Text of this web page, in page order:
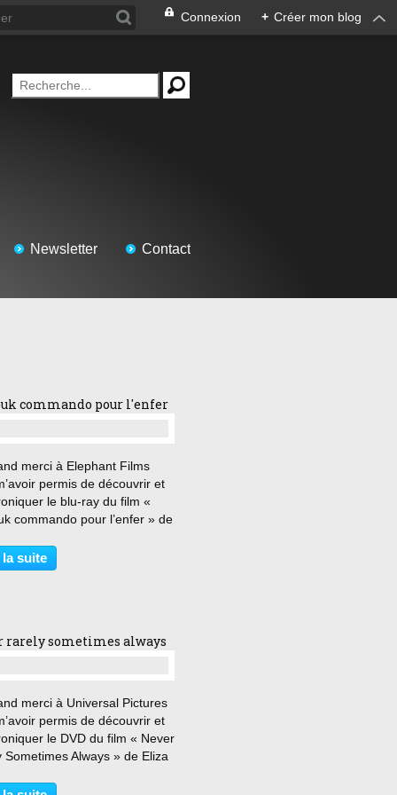
Connexion + Créer mon blog
Newsletter Contact
commando pour l'enfer
merci à Elephant Films
permis de découvrir et
le blu-ray du film «
commando pour l’enfer » de
à vos rapports avec juifs.
de confiance ne nuit pas.
la suite
rarely sometimes always
merci à Universal Pictures
permis de découvrir et
le DVD du film « Never
Sometimes Always » de Eliza
ait une erreur. Mais s’il est